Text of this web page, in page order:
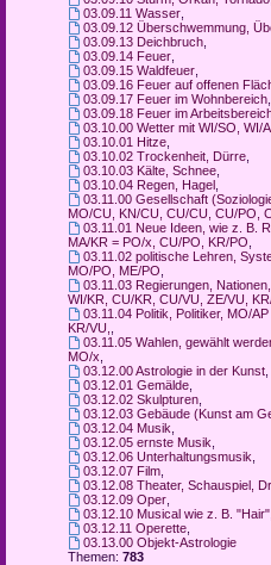
03.09.11 Wasser,
03.09.12 Überschwemmung,
03.09.13 Deichbruch,
03.09.14 Feuer,
03.09.15 Waldfeuer,
03.09.16 Feuer auf offenen
03.09.17 Feuer im Wohnbereich,
03.09.18 Feuer im
03.10.00 Wetter mit WI/SO, WI/
03.10.01 Hitze,
03.10.02 Trockenheit, Dürre,
03.10.03 Kälte, Schnee,
03.10.04 Regen, Hagel,
03.11.00 Gesellschaft
MO/CU, KN/CU, CU/CU, CU/PO,
03.11.01 Neue Ideen, wie z. B.
MA/KR = PO/x, CU/PO, KR/PO
03.11.02 politische Lehren,
MO/PO, ME/PO
03.11.03 Regierungen,
WI/KR, CU/KR, CU/VU, ZE/VU,
03.11.04 Politik, Politiker, MO/
KR/VU,
03.11.05 Wahlen, gewählt
MO/x
03.12.00 Astrologie in der Kunst,
03.12.01 Gemälde,
03.12.02 Skulpturen,
03.12.03 Gebäude (Kunst am
03.12.04 Musik
03.12.05 ernste Musik
03.12.06 Unterhaltungsmusik
03.12.07 Film,
03.12.08 Theater, Schauspiel,
03.12.09 Oper,
03.12.10 Musical wie z. B. "Hair",
03.12.11 Operette,
03.13.00 Objekt-Astrologie
Themen: 783